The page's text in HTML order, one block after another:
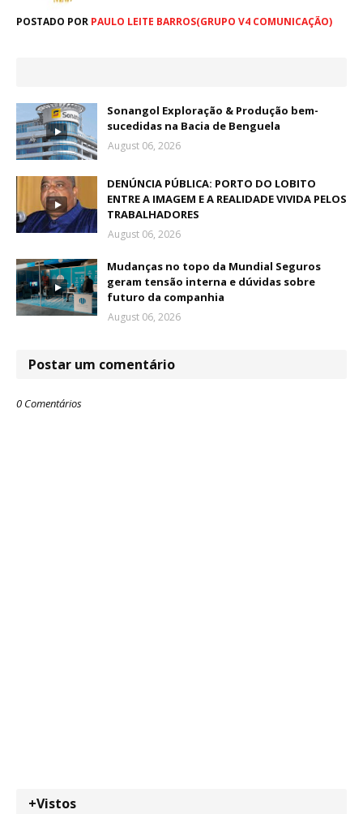
POSTADO POR PAULO LEITE BARROS(GRUPO V4 COMUNICAÇÃO)
Sonangol Exploração & Produção bem-
sucedidas na Bacia de Benguela
August 06, 2026
DENÚNCIA PÚBLICA: PORTO DO LOBITO
ENTRE A IMAGEM E A REALIDADE VIVIDA PELOS
TRABALHADORES
August 06, 2026
Mudanças no topo da Mundial Seguros
geram tensão interna e dúvidas sobre
futuro da companhia
August 06, 2026
Postar um comentário
0 Comentários
+Vistos